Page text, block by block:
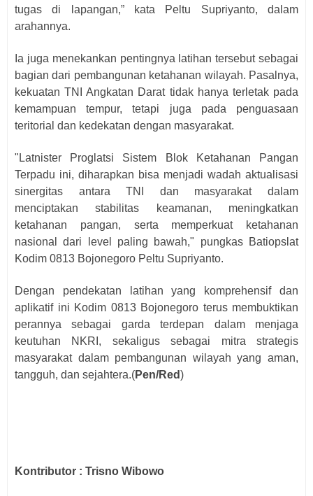
tugas di lapangan,” kata Peltu Supriyanto, dalam
arahannya.
Ia juga menekankan pentingnya latihan tersebut sebagai
bagian dari pembangunan ketahanan wilayah. Pasalnya,
kekuatan TNI Angkatan Darat tidak hanya terletak pada
kemampuan tempur, tetapi juga pada penguasaan
teritorial dan kedekatan dengan masyarakat.
"Latnister Proglatsi Sistem Blok Ketahanan Pangan
Terpadu ini, diharapkan bisa menjadi wadah aktualisasi
sinergitas antara TNI dan masyarakat dalam
menciptakan stabilitas keamanan, meningkatkan
ketahanan pangan, serta memperkuat ketahanan
nasional dari level paling bawah," pungkas Batiopslat
Kodim 0813 Bojonegoro Peltu Supriyanto.
Dengan pendekatan latihan yang komprehensif dan
aplikatif ini Kodim 0813 Bojonegoro terus membuktikan
perannya sebagai garda terdepan dalam menjaga
keutuhan NKRI, sekaligus sebagai mitra strategis
masyarakat dalam pembangunan wilayah yang aman,
tangguh, dan sejahtera.(Pen/Red)
Kontributor : Trisno Wibowo